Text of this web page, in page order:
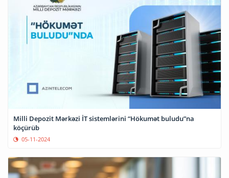
Milli Depozit Mərkəzi İT sistemlərini “Hökumət buludu”na
köçürüb
05-11-2024